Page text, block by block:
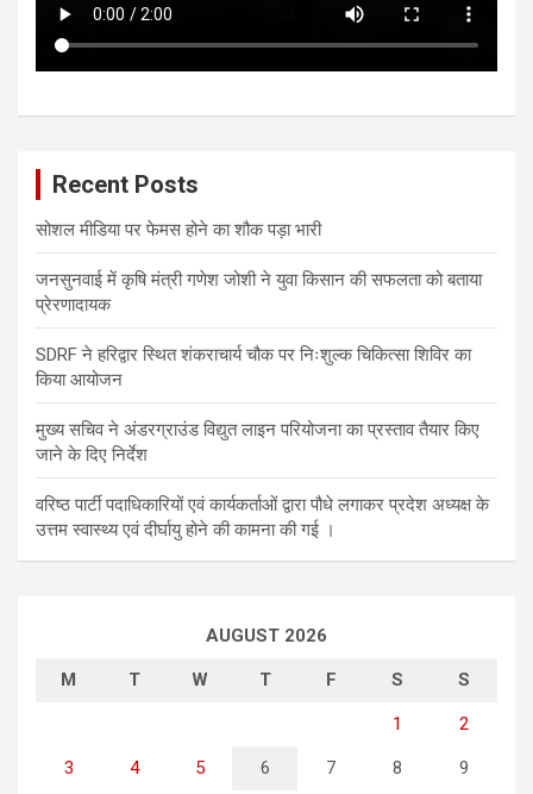
Recent Posts
सोशल मीडिया पर फेमस होने का शौक पड़ा भारी
जनसुनवाई में कृषि मंत्री गणेश जोशी ने युवा किसान की सफलता को बताया
प्रेरणादायक
SDRF ने हरिद्वार स्थित शंकराचार्य चौक पर निःशुल्क चिकित्सा शिविर का
किया आयोजन
मुख्य सचिव ने अंडरग्राउंड विद्युत लाइन परियोजना का प्रस्ताव तैयार किए
जाने के दिए निर्देश
वरिष्ठ पार्टी पदाधिकारियों एवं कार्यकर्ताओं द्वारा पौधे लगाकर प्रदेश अध्यक्ष के
उत्तम स्वास्थ्य एवं दीर्घायु होने की कामना की गई ।
AUGUST 2026
M T W T F S S
1 2
3 4 5 6 7 8 9